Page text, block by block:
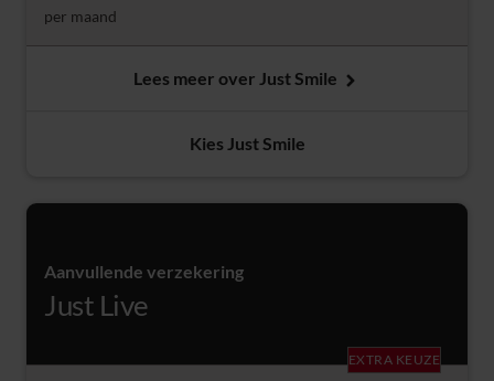
per maand
Lees meer over Just Smile
Kies Just Smile
Aanvullende verzekering
Just Live
EXTRA KEUZE